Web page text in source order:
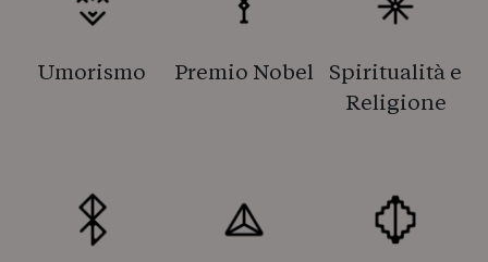
Umorismo Premio Nobel
Spiritualità e
Religione